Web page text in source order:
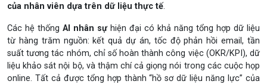
của nhân viên dựa trên dữ liệu thực tế.
Các hệ thống AI nhân sựhiện đại có khả năng tổng hợp dữ liệu
từ hàng trăm nguồn: kết quả dự án, tốc độ phản hồi email, tần
suất tương tác nhóm, chỉ số hoàn thành công việc (OKR/KPI), dữ
liệu khảo sát nội bộ, và thậm chí cả giọng nói trong các cuộc họp
online. Tất cả được tổng hợp thành “hồ sơ dữ liệu năng lực” của